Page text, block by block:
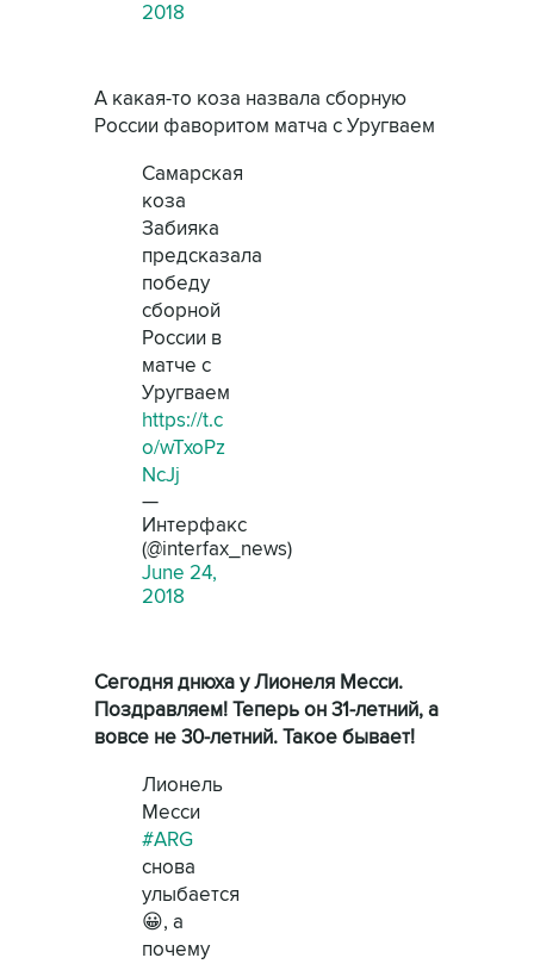
2018
А какая-то коза назвала сборную
России фаворитом матча с Уругваем
Самарская
коза
Забияка
предсказала
победу
сборной
России в
матче с
Уругваем
https://t.c
o/wTxoPz
NcJj
—
Интерфакс
(@interfax_news)
June 24,
2018
Сегодня днюха у Лионеля Месси.
Поздравляем! Теперь он 31-летний, а
вовсе не 30-летний. Такое бывает!
Лионель
Месси
#ARG
снова
улыбается
😀, а
почему